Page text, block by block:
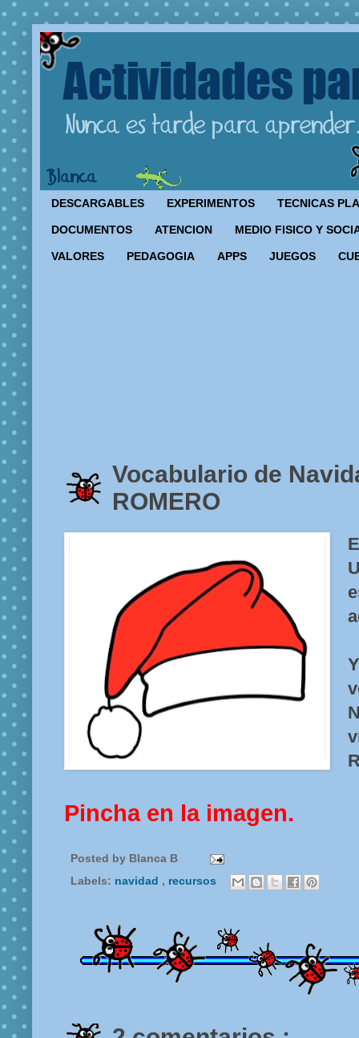
DESCARGABLES EXPERIMENTOS TECNICAS
DOCUMENTOS ATENCION MEDIO FISICO Y
VALORES PEDAGOGIA APPS JUEGOS
Vocabulario de
ROMERO
Pincha en la imagen.
Posted by Blanca B
Labels: navidad , recursos